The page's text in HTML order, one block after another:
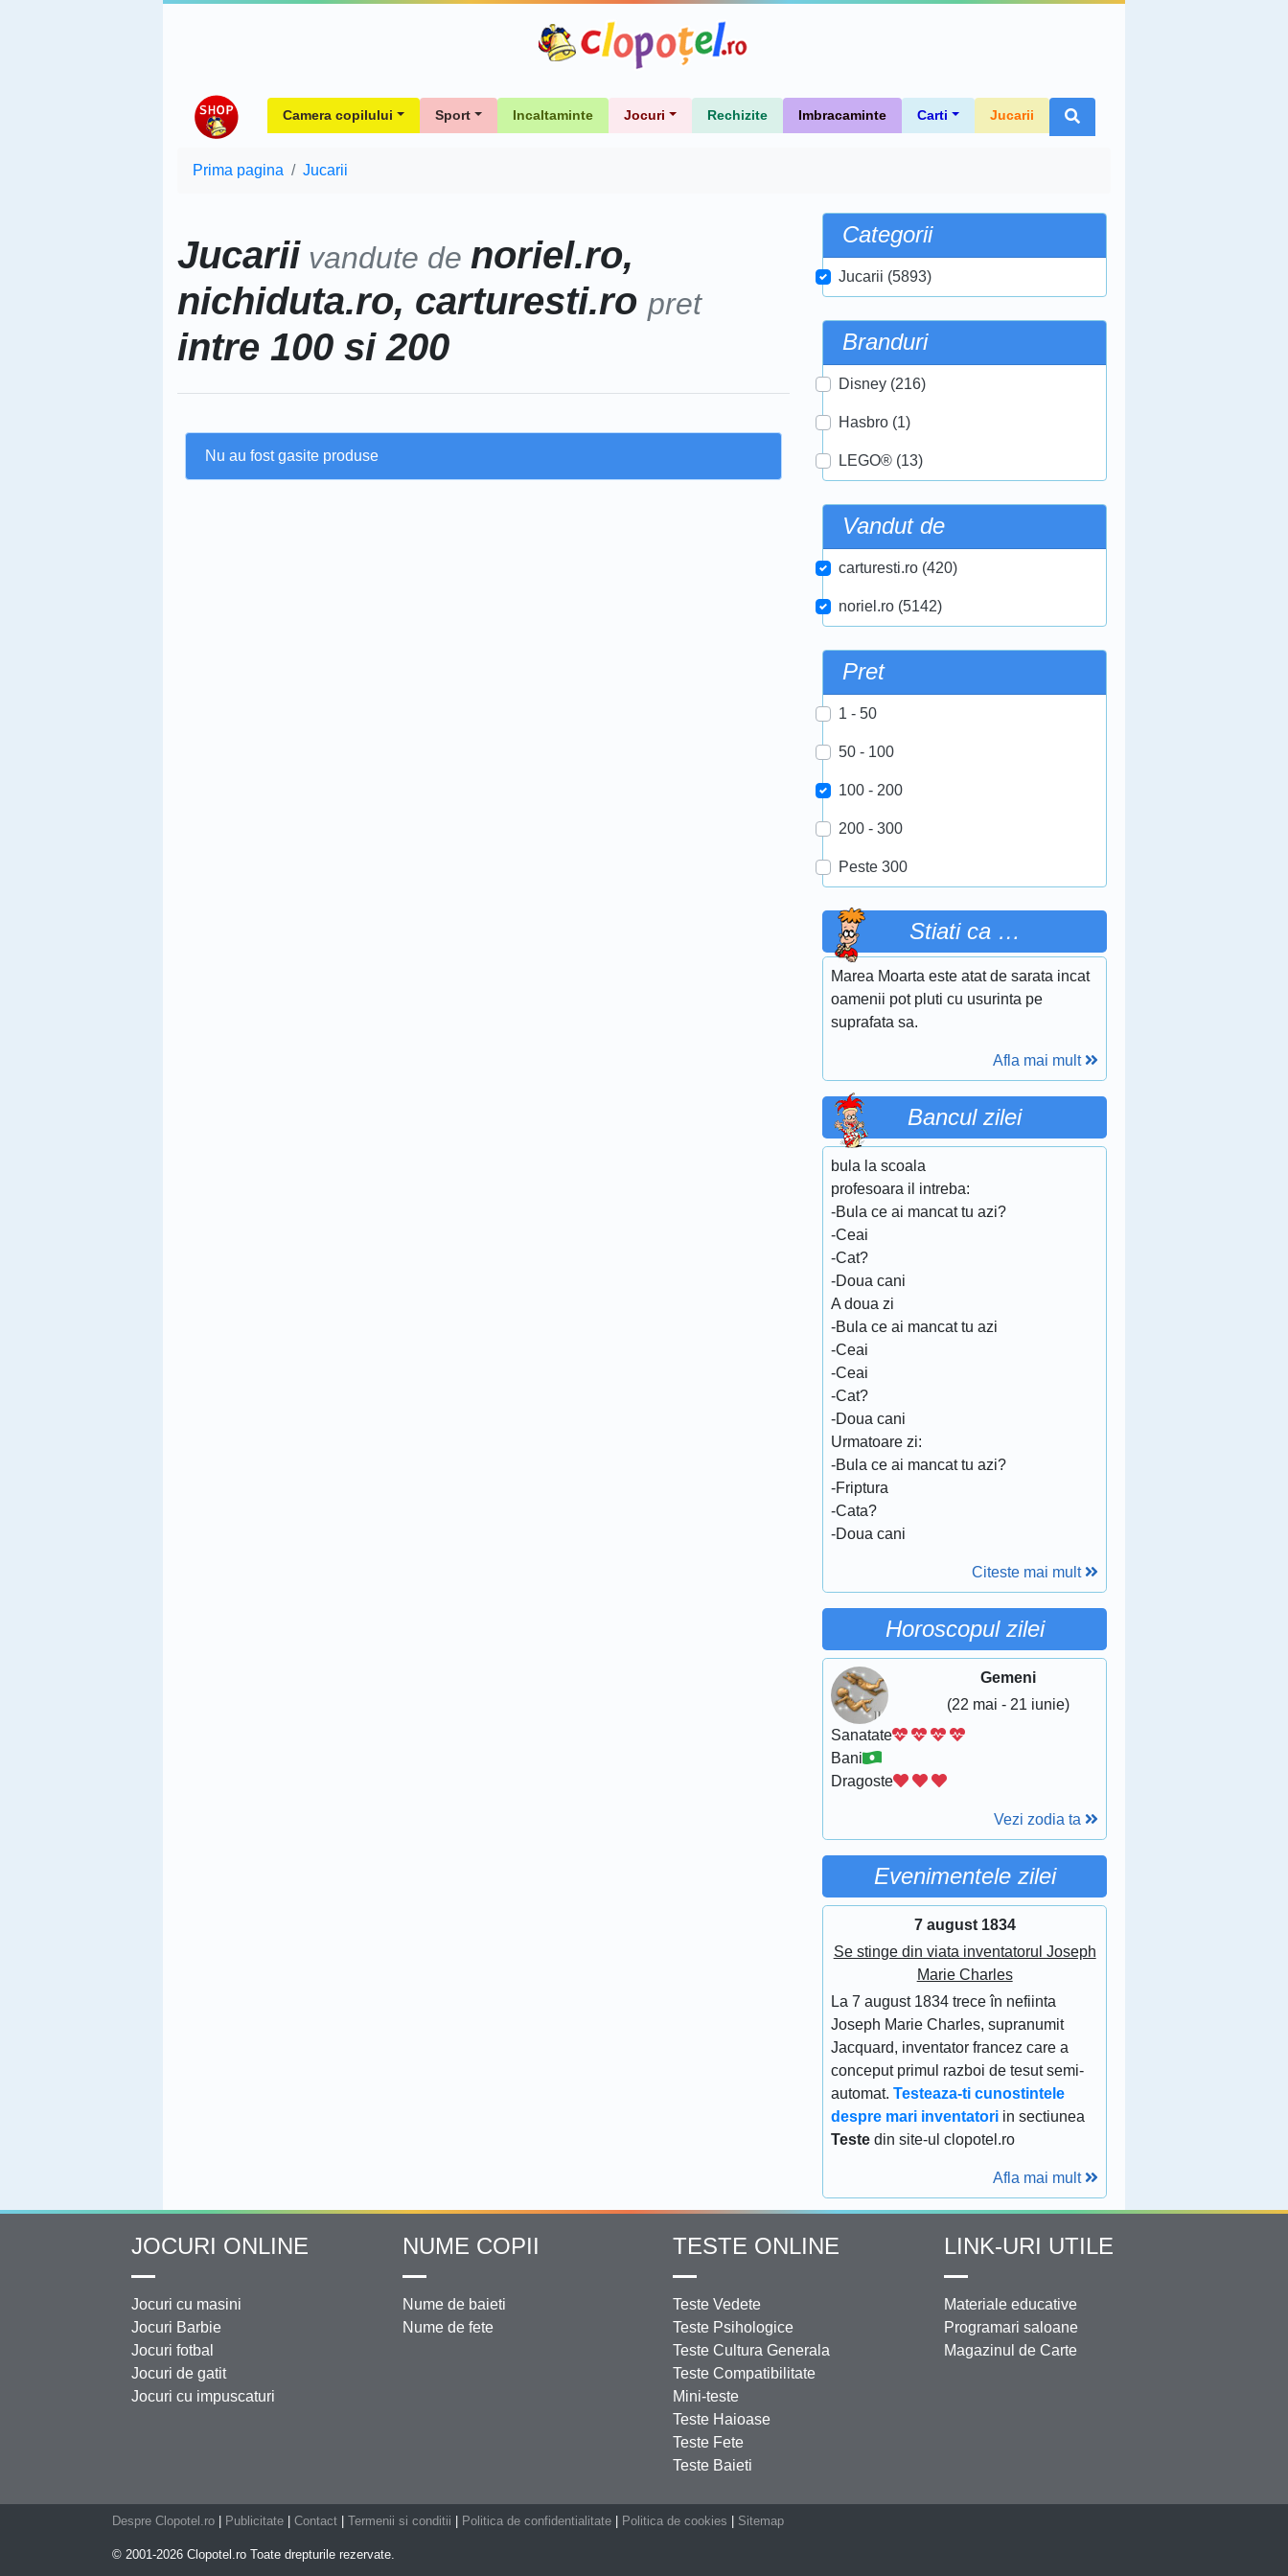
Camera copilului Sport Incaltaminte Jocuri Rechizite Imbracaminte Carti Jucarii
Prima pagina Jucarii
Jucarii vandute de noriel.ro,
nichiduta.ro, carturesti.ro pret
intre 100 si 200
Nu au fost gasite produse
Categorii
Jucarii (5893)
Branduri
Disney (216)
Hasbro (1)
LEGO® (13)
Vandut de
carturesti.ro (420)
noriel.ro (5142)
Pret
1 - 50
50 - 100
100 - 200
200 - 300
Peste 300
Stiati ca …
Marea Moarta este atat de sarata incat
oamenii pot pluti cu usurinta pe
suprafata sa.
Afla mai mult
Bancul zilei
bula la scoala
profesoara il intreba:
-Bula ce ai mancat tu azi?
-Ceai
-Cat?
-Doua cani
A doua zi
-Bula ce ai mancat tu azi
-Ceai
-Ceai
-Cat?
-Doua cani
Urmatoare zi:
-Bula ce ai mancat tu azi?
-Friptura
-Cata?
-Doua cani
Citeste mai mult
Horoscopul zilei
Gemeni
(22 mai - 21 iunie)
Sanatate
Bani
Dragoste
Vezi zodia ta
Evenimentele zilei
7 august 1834
Se stinge din viata inventatorul Joseph
Marie Charles
La 7 august 1834 trece în nefiinta
Joseph Marie Charles, supranumit
Jacquard, inventator francez care a
conceput primul razboi de tesut semi-
automat.Testeaza-ti cunostintele
despre mari inventatori in sectiunea
Teste din site-ul clopotel.ro
Afla mai mult
JOCURI ONLINE
Jocuri cu masini
Jocuri Barbie
Jocuri fotbal
Jocuri de gatit
Jocuri cu impuscaturi
NUME COPII
Nume de baieti
Nume de fete
TESTE ONLINE
Teste Vedete
Teste Psihologice
Teste Cultura Generala
Teste Compatibilitate
Mini-teste
Teste Haioase
Teste Fete
Teste Baieti
LINK-URI UTILE
Materiale educative
Programari saloane
Magazinul de Carte
Despre Clopotel.ro Publicitate Contact Termenii si conditii Politica de confidentialitate Politica de cookies Sitemap
© 2001-2026 Clopotel.ro Toate drepturile rezervate.